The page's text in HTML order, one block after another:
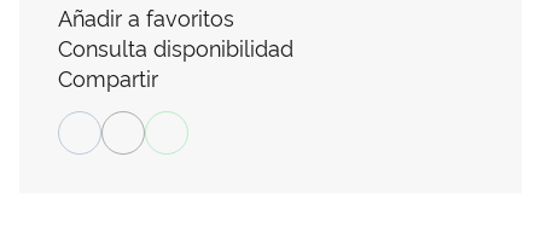
Añadir a favoritos
Consulta disponibilidad
Compartir